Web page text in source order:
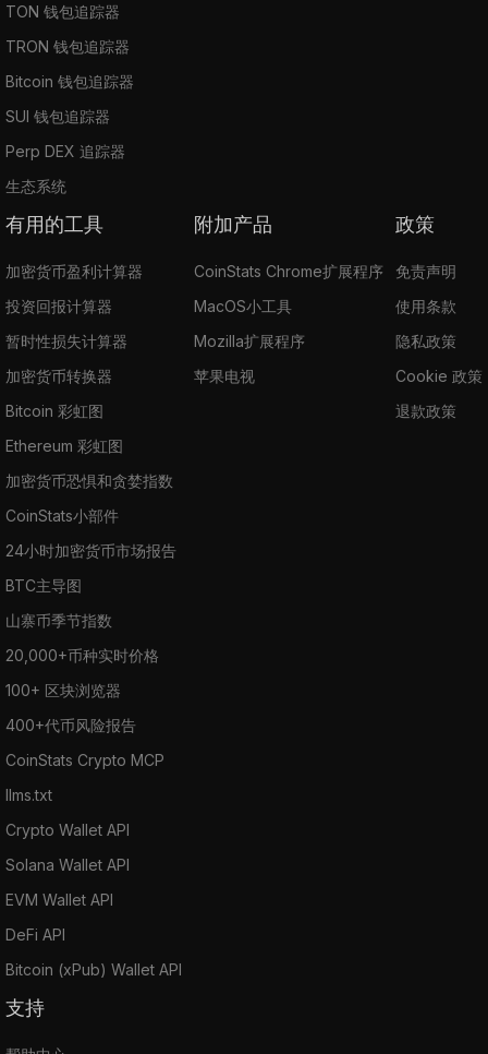
TON 钱包追踪器
TRON 钱包追踪器
Bitcoin 钱包追踪器
SUI 钱包追踪器
Perp DEX 追踪器
生态系统
有用的工具
加密货币盈利计算器
投资回报计算器
暂时性损失计算器
加密货币转换器
Bitcoin 彩虹图
Ethereum 彩虹图
加密货币恐惧和贪婪指数
CoinStats小部件
24小时加密货币市场报告
BTC主导图
山寨币季节指数
20,000+币种实时价格
100+ 区块浏览器
400+代币风险报告
CoinStats Crypto MCP
llms.txt
Crypto Wallet API
Solana Wallet API
EVM Wallet API
DeFi API
Bitcoin (xPub) Wallet API
附加产品
CoinStats Chrome扩展程序
MacOS小工具
Mozilla扩展程序
苹果电视
政策
免责声明
使用条款
隐私政策
Cookie 政策
退款政策
支持